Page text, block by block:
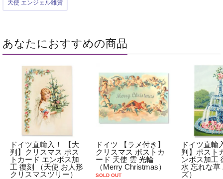
天使 エンジェル雑貨
あなたにおすすめの商品
ドイツ直輸入！ 【大
判】クリスマス ポス
トカード エンボス加
工 復刻 （天使 お人形
クリスマスツリー）
ドイツ 【ラメ付き】
クリスマス ポストカ
ード 天使 雲 光輪
（Merry Christmas）
SOLD OUT
ドイツ直輸
判】ポスト
ンボス加工
水 忘れな草
ズ）